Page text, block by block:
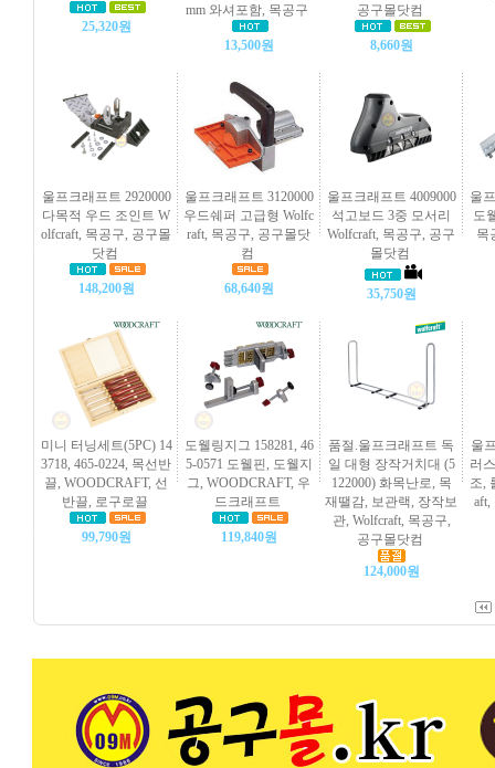
25,320원
mm 와셔포함, 목공구
13,500원
공구몰닷컴
8,660원
울프크래프트 2920000
다목적 우드 조인트 W
olfcraft, 목공구, 공구몰
닷컴
148,200원
울프크래프트 3120000
우드쉐퍼 고급형 Wolfc
raft, 목공구, 공구몰닷
컴
68,640원
울프크래프트 4009000
석고보드 3중 모서리
Wolfcraft, 목공구, 공구
몰닷컴
35,750원
울
도
목
미니 터닝세트(5PC) 14
3718, 465-0224, 목선반
끌, WOODCRAFT, 선
반끌, 로구로끌
99,790원
도웰링지그 158281, 46
5-0571 도웰핀, 도웰지
그, WOODCRAFT, 우
드크래프트
119,840원
품절.울프크래프트 독
일 대형 장작거치대 (5
122000) 화목난로, 목
재땔감, 보관랙, 장작보
관, Wolfcraft, 목공구,
공구몰닷컴
124,000원
울
러
조,
aft,